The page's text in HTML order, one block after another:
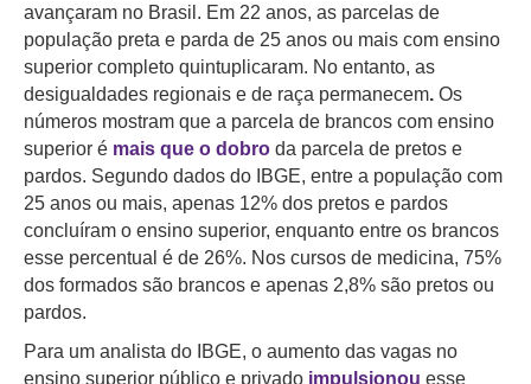
avançaram no Brasil. Em 22 anos, as parcelas de
população preta e parda de 25 anos ou mais com ensino
superior completo quintuplicaram. No entanto, as
desigualdades regionais e de raça permanecem. Os
números mostram que a parcela de brancos com ensino
superior é mais que o dobro da parcela de pretos e
pardos. Segundo dados do IBGE, entre a população com
25 anos ou mais, apenas 12% dos pretos e pardos
concluíram o ensino superior, enquanto entre os brancos
esse percentual é de 26%. Nos cursos de medicina, 75%
dos formados são brancos e apenas 2,8% são pretos ou
pardos.
Para um analista do IBGE, o aumento das vagas no
ensino superior público e privado impulsionou esse